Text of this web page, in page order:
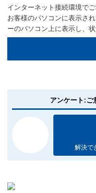
インターネット接続環境で
お客様のパソコンに表示さ
ーのパソコン上に表示し、
アンケート:ご
解決で